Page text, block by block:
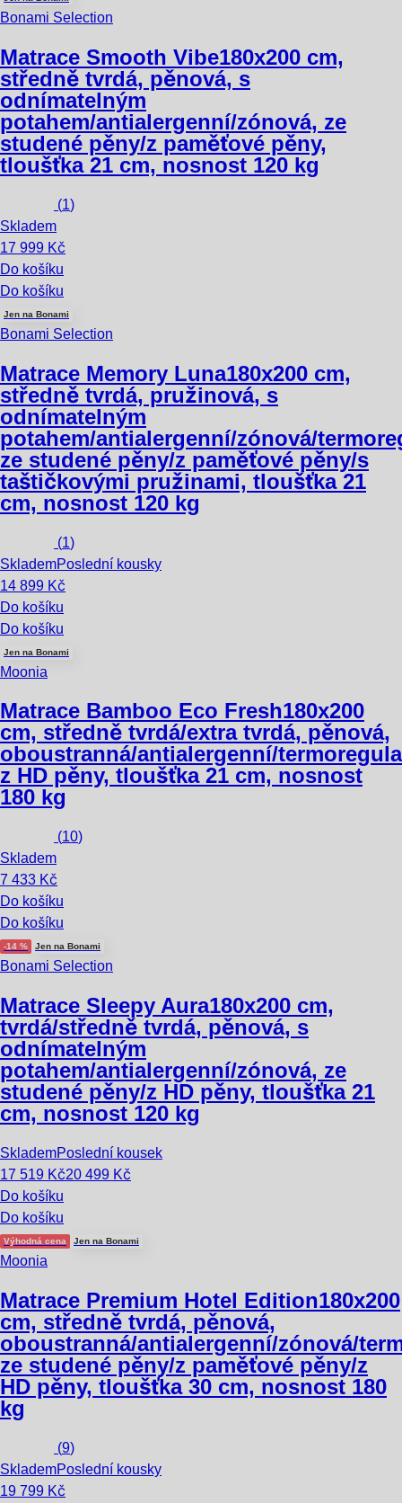
Bonami Selection
Matrace Smooth Vibe180x200 cm,
středně tvrdá, pěnová, s
odnímatelným
potahem/antialergenní/zónová, ze
studené pěny/z paměťové pěny,
tloušťka 21 cm, nosnost 120 kg
(1)
Skladem
17 999 Kč
Do košíku
Do košíku
Jen na Bonami
Bonami Selection
Matrace Memory Luna180x200 cm,
středně tvrdá, pružinová, s
odnímatelným
potahem/antialergenní/zónová/
ze studené pěny/z paměťové pěny/s
taštičkovými pružinami, tloušťka 21
cm, nosnost 120 kg
(1)
SklademPoslední kousky
14 899 Kč
Do košíku
Do košíku
Jen na Bonami
Moonia
Matrace Bamboo Eco Fresh180x200
cm, středně tvrdá/extra tvrdá, pěnová,
oboustranná/antialergenní/
z HD pěny, tloušťka 21 cm, nosnost
180 kg
(10)
Skladem
7 433 Kč
Do košíku
Do košíku
-14 % Jen na Bonami
Bonami Selection
Matrace Sleepy Aura180x200 cm,
tvrdá/středně tvrdá, pěnová, s
odnímatelným
potahem/antialergenní/zónová, ze
studené pěny/z HD pěny, tloušťka 21
cm, nosnost 120 kg
SklademPoslední kousek
17 519 Kč20 499 Kč
Do košíku
Do košíku
Výhodná cena Jen na Bonami
Moonia
Matrace Premium Hotel Edition180x200
cm, středně tvrdá, pěnová,
oboustranná/antialergenní/zónová/
ze studené pěny/z paměťové pěny/z
HD pěny, tloušťka 30 cm, nosnost 180
kg
(9)
SklademPoslední kousky
19 799 Kč